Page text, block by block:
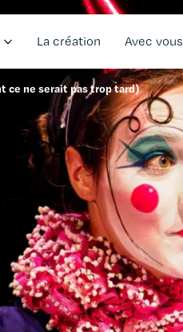
La création Avec vous
ce ne serait pas trop tard)